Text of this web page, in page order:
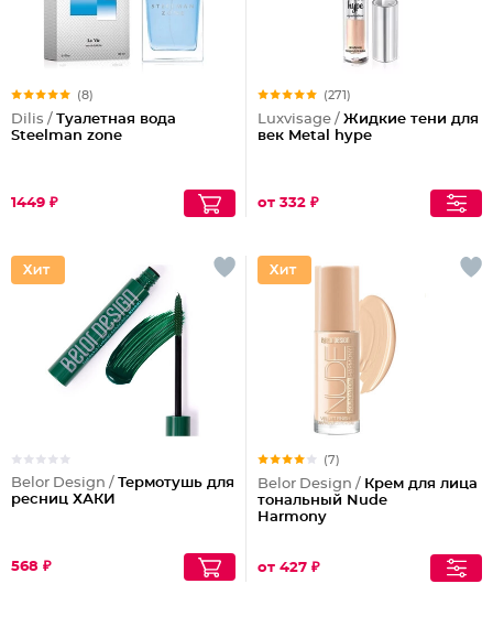
(8)
Dilis / Туалетная вода
Steelman zone
1449 ₽
(271)
Luxvisage / Жидкие тени для
век Metal hype
от 332 ₽
Belor Design / Термотушь для
ресниц ХАКИ
568 ₽
(7)
Belor Design / Крем для лица
тональный Nude
Harmony
от 427 ₽